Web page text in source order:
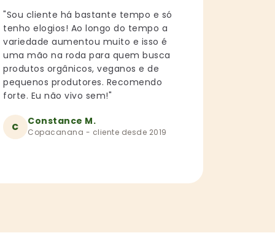
"Sou cliente há bastante tempo e só
tenho elogios! Ao longo do tempo a
variedade aumentou muito e isso é
uma mão na roda para quem busca
produtos orgânicos, veganos e de
pequenos produtores. Recomendo
forte. Eu não vivo sem!"
C Constance M.
Copacanana - cliente desde 2019